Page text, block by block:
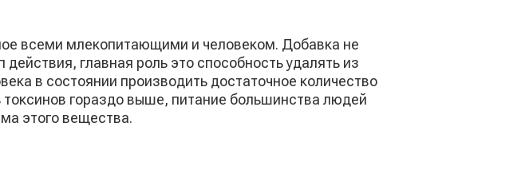
всеми млекопитающими и человеком. Добавка не
главная роль это способность удалять из
в состоянии производить достаточное количество
гораздо выше, питание большинства людей
этого вещества.